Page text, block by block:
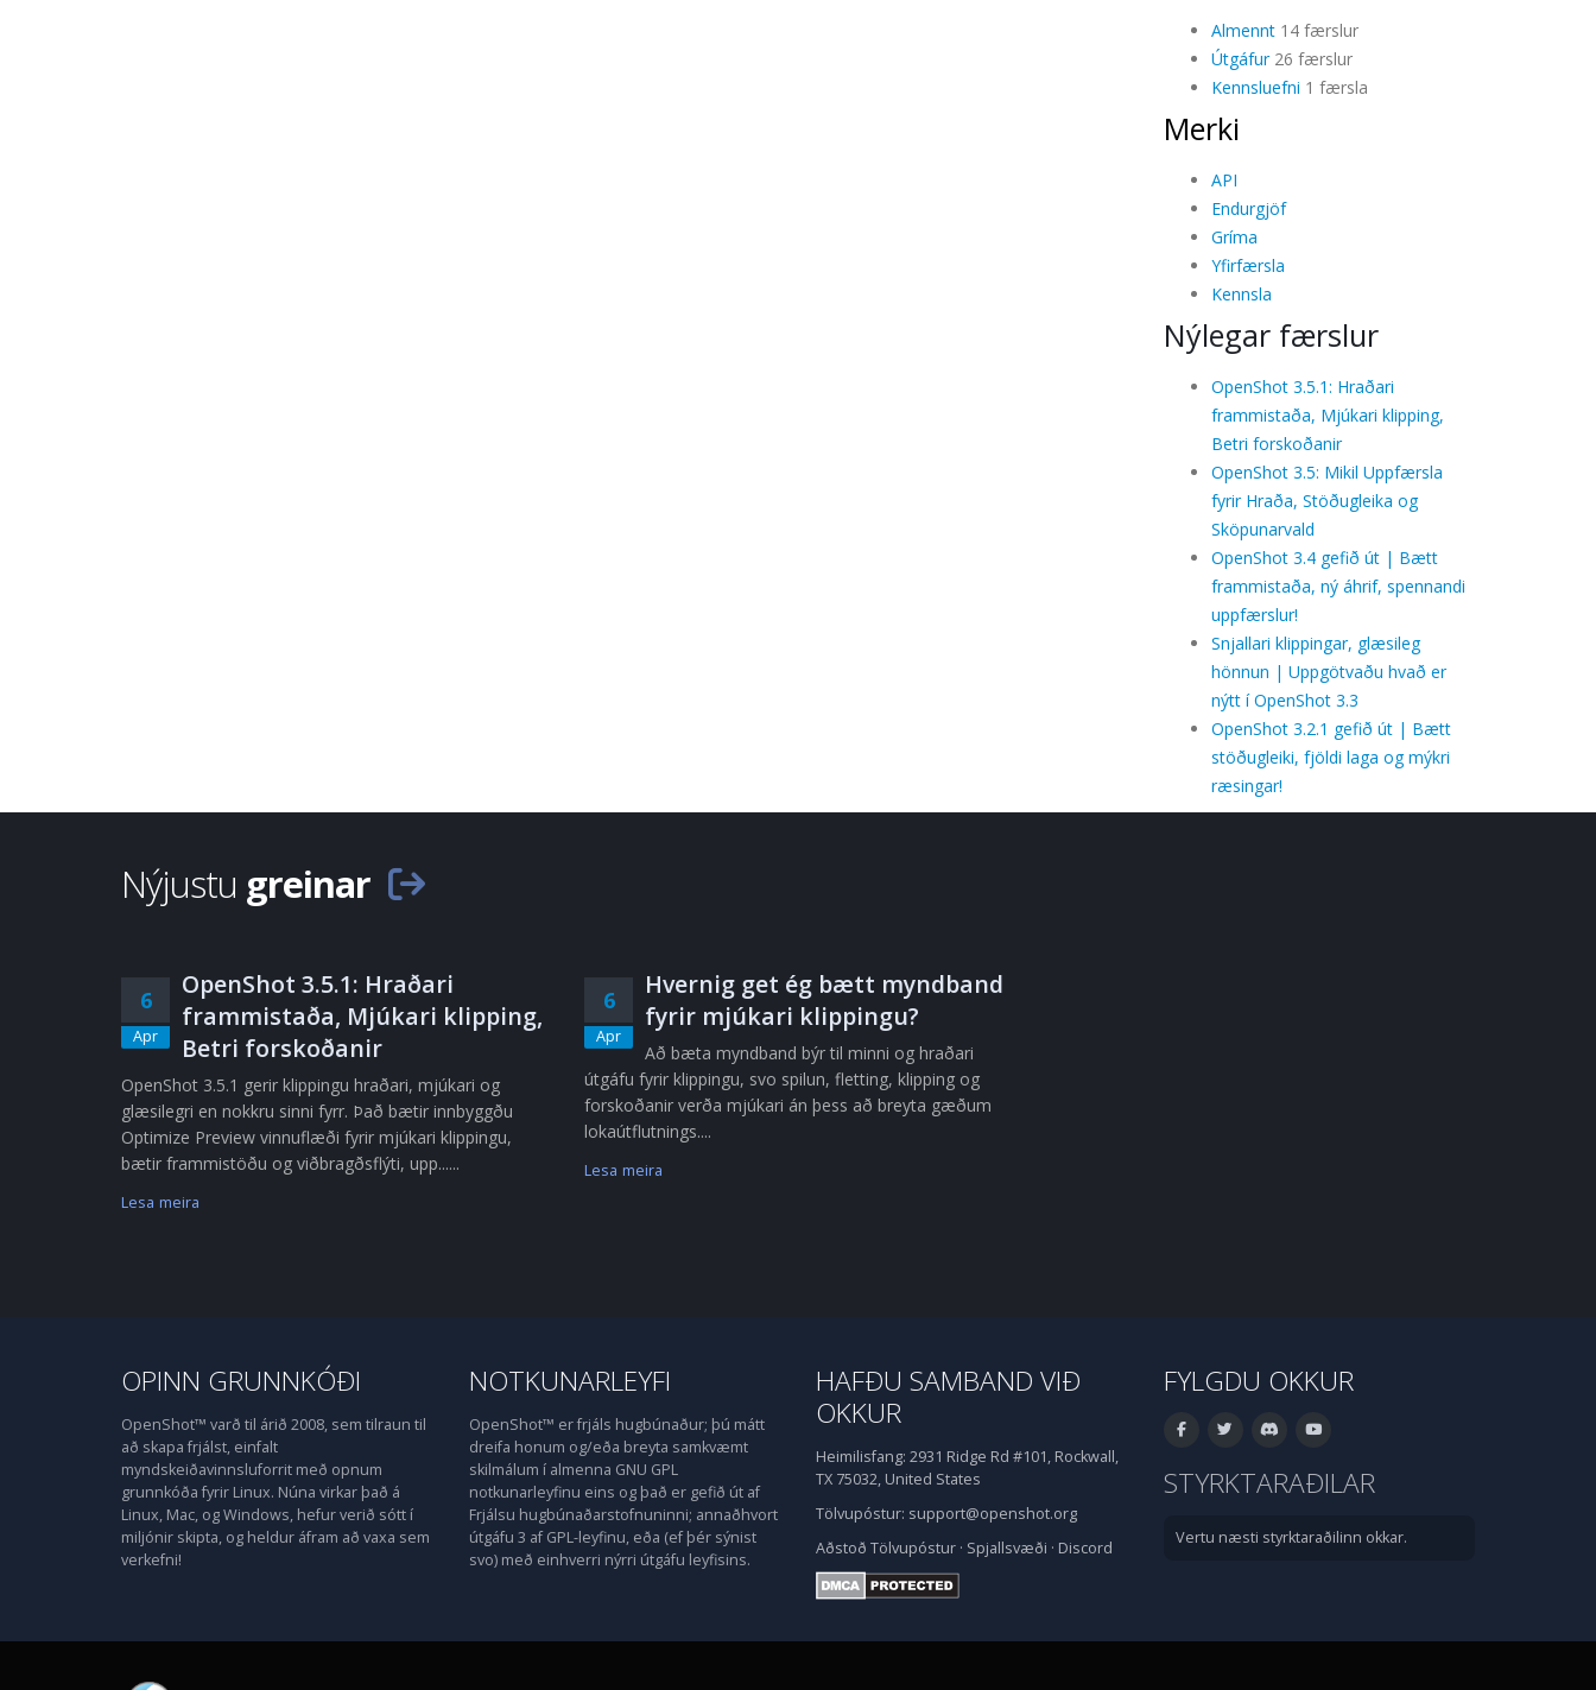
Almennt14 færslur
Útgáfur26 færslur
Kennsluefni 1 færsla
Merki
API
Endurgjöf
Gríma
Yfirfærsla
Kennsla
Nýlegar færslur
OpenShot 3.5.1: Hraðari
frammistaða, Mjúkari klipping,
Betri forskoðanir
OpenShot 3.5: Mikil Uppfærsla
fyrir Hraða, Stöðugleika og
Sköpunarvald
OpenShot 3.4 gefið út | Bætt
frammistaða, ný áhrif, spennandi
uppfærslur!
Snjallari klippingar, glæsileg
hönnun | Uppgötvaðu hvað er
nýtt í OpenShot 3.3
OpenShot 3.2.1 gefið út | Bætt
stöðugleiki, fjöldi laga og mýkri
ræsingar!
Nýjustu greinar
6
Apr
OpenShot 3.5.1: Hraðari
frammistaða, Mjúkari klipping,
Betri forskoðanir
OpenShot 3.5.1 gerir klippingu hraðari, mjúkari og
glæsilegri en nokkru sinni fyrr. Það bætir innbyggðu
Optimize Preview vinnuflæði fyrir mjúkari klippingu,
bætir frammistöðu og viðbragðsflýti, upp......
Lesa meira
6
Apr
Hvernig get ég bætt myndband
fyrir mjúkari klippingu?
Að bæta myndband býr til minni og hraðari
útgáfu fyrir klippingu, svo spilun, fletting, klipping og
forskoðanir verða mjúkari án þess að breyta gæðum
lokaútflutnings....
Lesa meira
OPINN GRUNNKÓÐI
OpenShot™ varð til árið 2008, sem tilraun til
að skapa frjálst, einfalt
myndskeiðavinnsluforrit með opnum
grunnkóða fyrir Linux. Núna virkar það á
Linux, Mac, og Windows, hefur verið sótt í
miljónir skipta, og heldur áfram að vaxa sem
verkefni!
NOTKUNARLEYFI
OpenShot™ er frjáls hugbúnaður; þú mátt
dreifa honum og/eða breyta samkvæmt
skilmálum í almenna GNU GPL
notkunarleyfinu eins og það er gefið út af
Frjálsu hugbúnaðarstofnuninni; annaðhvort
útgáfu 3 af GPL-leyfinu, eða (ef þér sýnist
svo) með einhverri nýrri útgáfu leyfisins.
HAFÐU SAMBAND VIÐ
OKKUR
Heimilisfang: 2931 Ridge Rd #101, Rockwall,
TX 75032, United States
Tölvupóstur: support@openshot.org
Aðstoð Tölvupóstur · Spjallsvæði · Discord
FYLGDU OKKUR
STYRKTARAÐILAR
Vertu næsti styrktaraðilinn okkar.